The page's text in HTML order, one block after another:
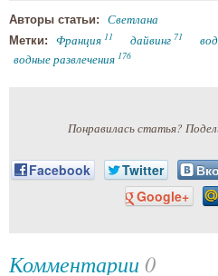
Авторы статьи: Светлана
Метки: Франция 11 дайвинг 71
водные развлечения 176
Понравилась статья?
Facebook Twitter
Google+
Комментарии 0